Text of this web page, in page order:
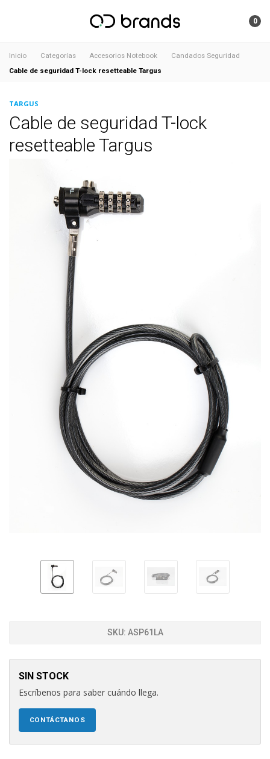
0
Inicio Categorías Accesorios Notebook
Candados Seguridad
Cable de seguridad T-lock resetteable Targus
TARGUS
Cable de seguridad T-lock
resetteable Targus
SKU: ASP61LA
SIN STOCK
Escríbenos para saber cuándo llega.
CONTÁCTANOS